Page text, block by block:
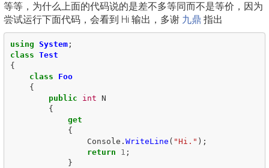
等等，为什么上面的代码说的是差不多等同而不是等价，因为
尝试运行下面代码，会看到 Hi 输出，多谢 九鼎 指出
using System;
class Test
{
class
Foo
{
public
int N
{
get
{
Console . WriteLine ( "Hi." );
return
1 ;
}